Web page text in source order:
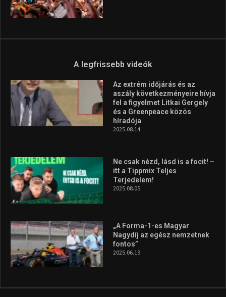
A legfrissebb videók
Az extrém időjárás és az
aszály következményeire hívja
fel a figyelmet Litkai Gergely
és a Greenpeace közös
híradója
2025.08.14.
Ne csak nézd, lásd is a focit! –
itt a Tippmix Teljes
Terjedelem!
2025.08.05.
„A Forma-1-es Magyar
Nagydíj az egész nemzetnek
fontos”
2025.06.19.